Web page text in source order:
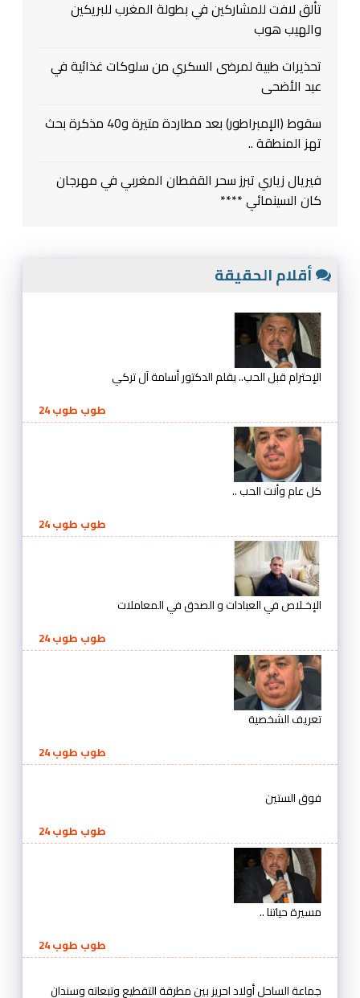
تألق لافت للمشاركين في بطولة المغرب للبريكين
والهيب هوب
تحذيرات طبية لمرضى السكري من سلوكات غذائية في
عيد الأضحى
سقوط (الإمبراطور) بعد مطاردة متيرة و40 مذكرة بحث
تهز المنطقة ..
فيريال زياري تبرز سحر القفطان المغربي في مهرجان
كان السينمائي ****
أقلام الحقيقة
الإحترام قبل الحب.. بقلم الدكتور أسامة آل تركي
طوب طوب 24
كل عام وأنت الحب ..
طوب طوب 24
الإخـلاص في العبادات و الصدق في المعاملات
طوب طوب 24
تعريف الشخصية
طوب طوب 24
فوق الستين
طوب طوب 24
مسيرة حياتنا ..
طوب طوب 24
جماعة الساحل أولاد احريز بين مطرقة التقطيع وتبعاته وسندان